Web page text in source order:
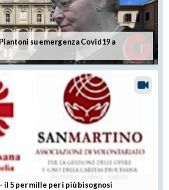
su emergenza Covid19 a
il 5 per mille per i più bisognosi